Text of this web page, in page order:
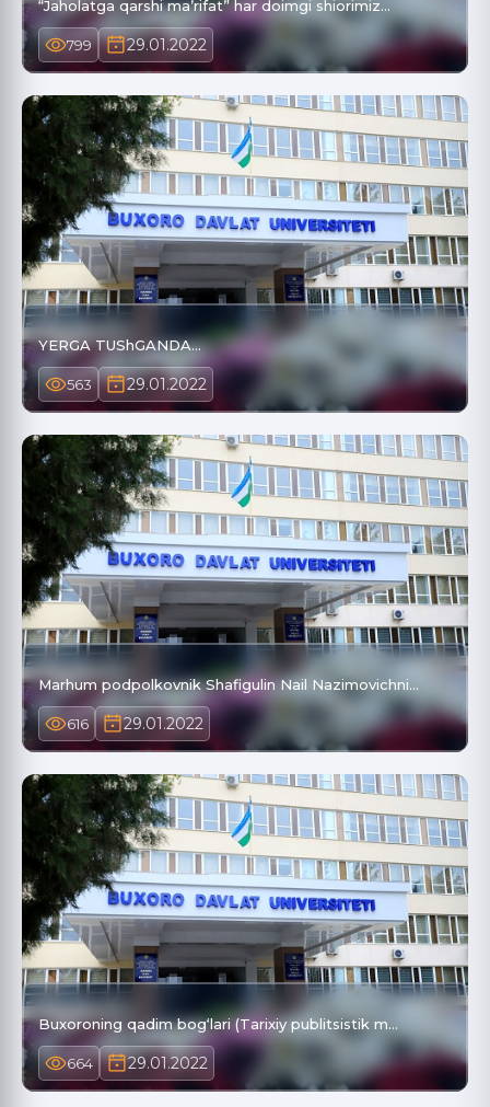
“Jaholatga qarshi ma’rifat” har doimgi shiorimiz…
799 29.01.2022
YERGA TUShGANDA…
563 29.01.2022
Marhum podpolkovnik Shafigulin Nail Nazimovichni…
616 29.01.2022
Buxoroning qadim bog‘lari (Tarixiy publitsistik m…
664 29.01.2022